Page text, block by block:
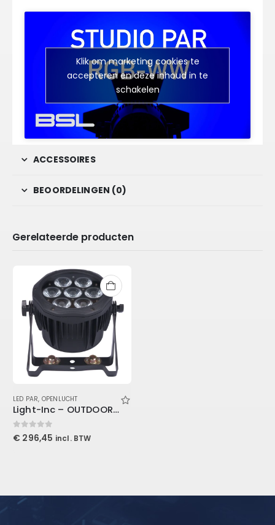
Klik om marketing cookies te
accepteren en deze inhoud in te
schakelen
ACCESSOIRES
BEOORDELINGEN (0)
Gerelateerde producten
LED PAR, OPENLUCHT
Light-Inc – OUTDOOR-PAR 7 HEXA
0out of 5
€ 296,45 incl. BTW